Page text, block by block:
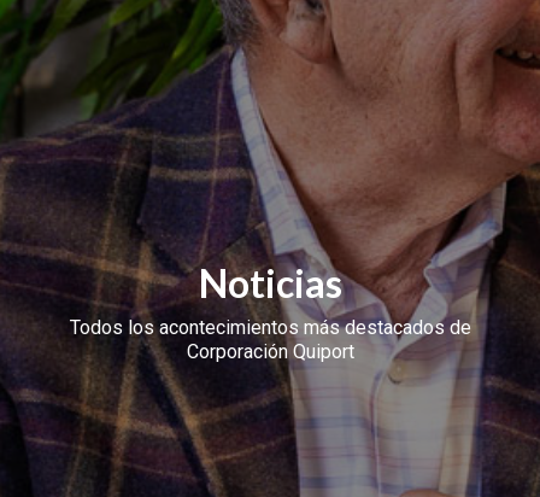
Noticias
Todos los acontecimientos más destacados de
Corporación Quiport